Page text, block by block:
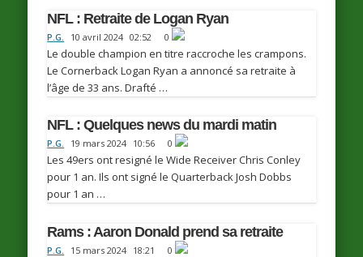
NFL : Retraite de Logan Ryan
P.G. 10 avril 2024 02:52 0
Le double champion en titre raccroche les crampons.
Le Cornerback Logan Ryan a annoncé sa retraite à
l’âge de 33 ans. Drafté …
NFL : Quelques news du mardi matin
P.G. 19 mars 2024 10:56 0
Les 49ers ont resigné le Wide Receiver Chris Conley
pour 1 an. Ils ont signé le Quarterback Josh Dobbs
pour 1 an …
Rams : Aaron Donald prend sa retraite
P.G. 15 mars 2024 18:21 0